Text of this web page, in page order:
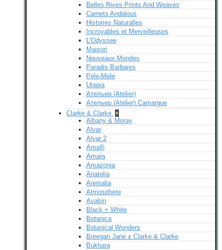
Belles Rives Prints And Weaves
Carnets Andalous
Histoires Naturalles
Incroyables et Merveilleuses
L'Odyssee
Maison
Nouveaux Mondes
Paradis Barbares
Pele-Mele
Utopia
Ательер (Atelier)
Ательер (Atelier) Camargue
Clarke & Clarke +
Albany & Moray
Alvar
Alvar 2
Amalfi
Amara
Amazonia
Anatolia
Animalia
Atmosphere
Avalon
Black + White
Botanica
Botanical Wonders
Breegan Jane x Clarke & Clarke
Bukhara